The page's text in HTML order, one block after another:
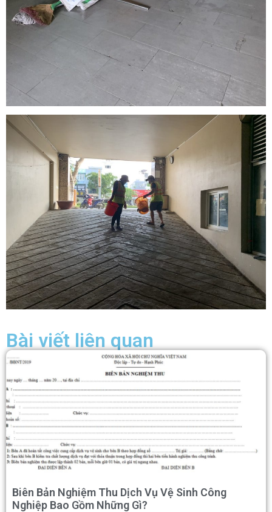
Bài viết liên quan
Biên Bản Nghiệm Thu Dịch Vụ Vệ Sinh Công
Nghiệp Bao Gồm Những Gì?